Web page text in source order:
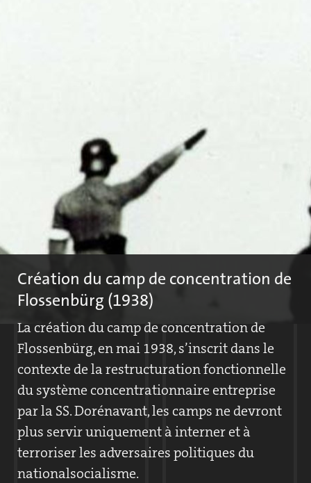
Création du camp de concentration de
Flossenbürg (1938)
La création du camp de concentration de
Flossenbürg, en mai 1938, s’inscrit dans le
contexte de la restructuration fonctionnelle
du système concentrationnaire entreprise
par la SS. Dorénavant, les camps ne devront
plus servir uniquement à interner et à
terroriser les adversaires politiques du
nationalsocialisme.